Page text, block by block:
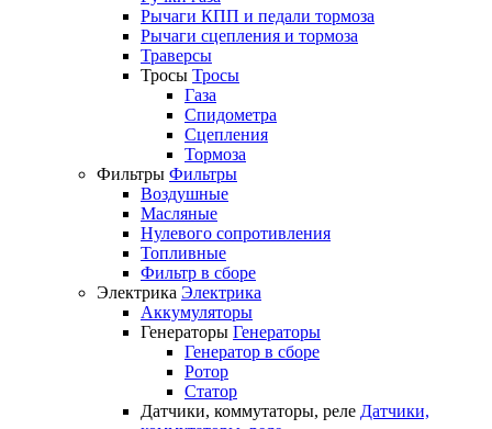
Рычаги КПП и педали тормоза
Рычаги сцепления и тормоза
Траверсы
Тросы Тросы
Газа
Спидометра
Сцепления
Тормоза
Фильтры Фильтры
Воздушные
Масляные
Нулевого сопротивления
Топливные
Фильтр в сборе
Электрика Электрика
Аккумуляторы
Генераторы Генераторы
Генератор в сборе
Ротор
Статор
Датчики, коммутаторы, реле Датчики,